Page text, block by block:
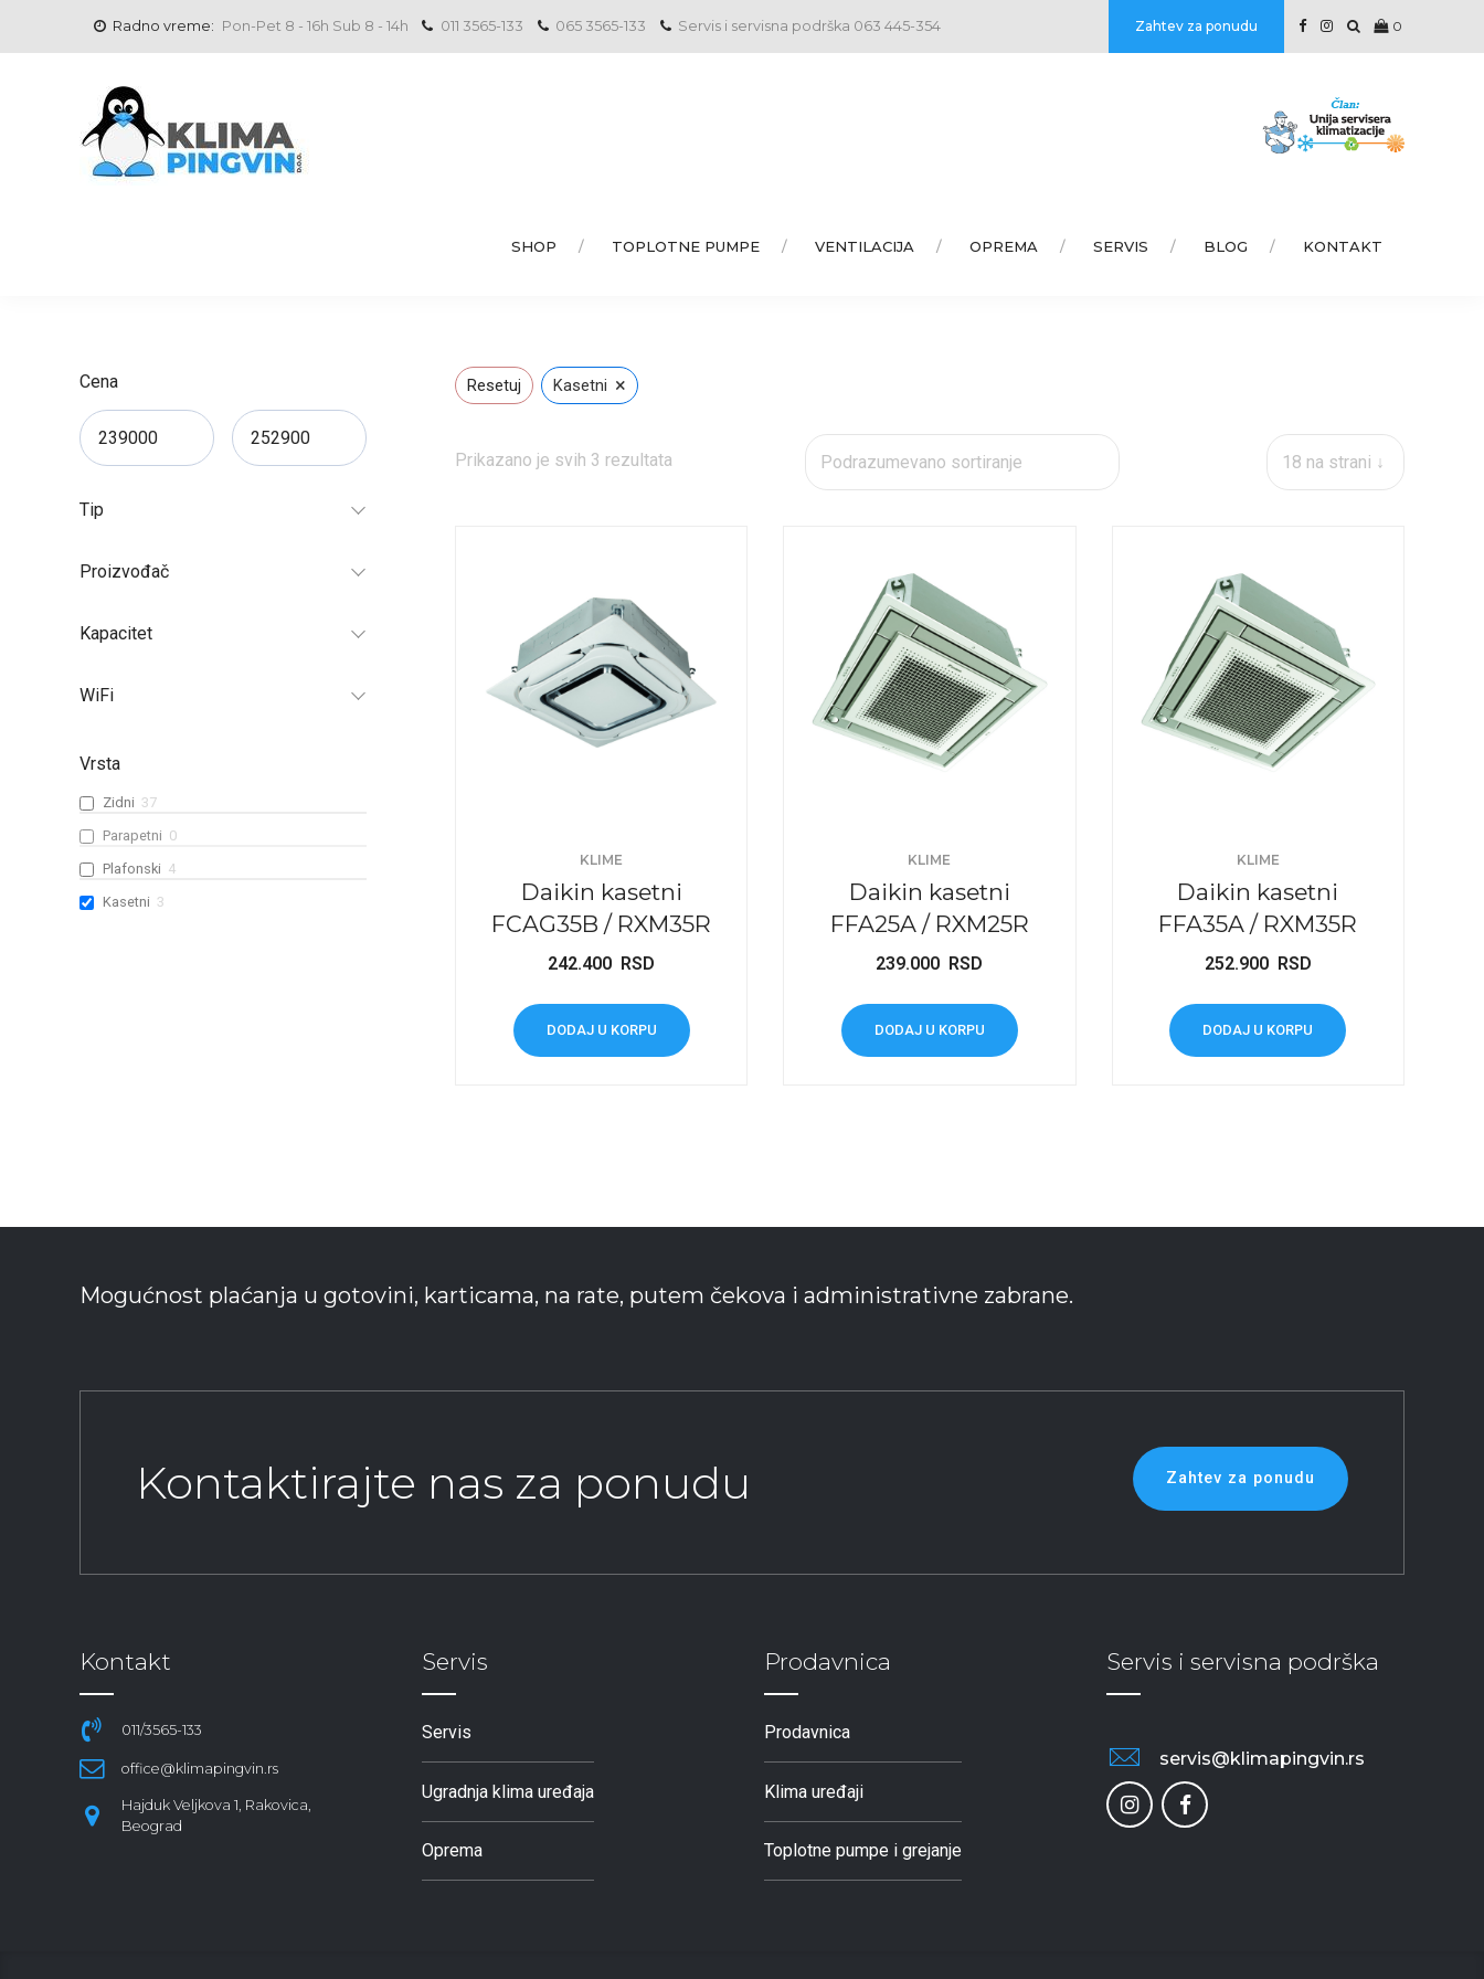
Radno vreme: Pon-Pet 8 - 16h Sub 8 - 14h 011 3565-133 065 3565-133 Servis i servisna podrška 063 445-354 Zahtev za ponudu 0
SHOP TOPLOTNE PUMPE VENTILACIJA OPREMA SERVIS BLOG KONTAKT
Resetuj Kasetni ×
Prikazano je svih 3 rezultata
KLIME
Daikin kasetni
FCAG35B / RXM35R
242.400 RSD
DODAJ U KORPU
KLIME
Daikin kasetni
FFA25A / RXM25R
239.000 RSD
DODAJ U KORPU
KLIME
Daikin kasetni
FFA35A / RXM35R
252.900 RSD
DODAJ U KORPU
Cena
Tip
Proizvođač
Kapacitet
WiFi
Vrsta
Zidni 37
Parapetni 0
Plafonski 4
Kasetni 3
Mogućnost plaćanja u gotovini, karticama, na rate, putem čekova i administrativne zabrane.
Kontaktirajte nas za ponudu Zahtev za ponudu
Kontakt
011/3565-133
office@klimapingvin.rs
Hajduk Veljkova 1, Rakovica,
Beograd
Servis
Servis
Ugradnja klima uređaja
Oprema
Prodavnica
Prodavnica
Klima uređaji
Toplotne pumpe i grejanje
Servis i servisna podrška
servis@klimapingvin.rs